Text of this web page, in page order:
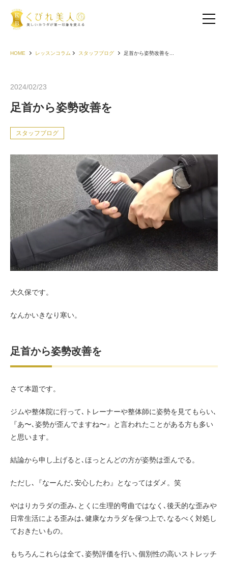
お客様の声（30代以下）
お客様の声（40代）
お客様の声（50代以上）
お客様の声（男性）
HOME レッスンコラム スタッフブログ 足首から姿勢改善を...
2024/02/23
足首から姿勢改善を
スタッフブログ
大久保です。
なんかいきなり寒い。
足首から姿勢改善を
さて本題です。
ジムや整体院に行って､トレーナーや整体師に姿勢を見てもらい､
『あ〜､姿勢が歪んでますね〜』と言われたことがある方も多い
と思います。
結論から申し上げると､ほっとんどの方が姿勢は歪んでる。
ただし､『なーんだ､安心したわ』となってはダメ。笑
やはりカラダの歪み､とくに生理的弯曲ではなく､後天的な歪みや
日常生活による歪みは､健康なカラダを保つ上で､なるべく対処し
ておきたいもの。
もちろんこれらは全て､姿勢評価を行い､個別性の高いストレッチ